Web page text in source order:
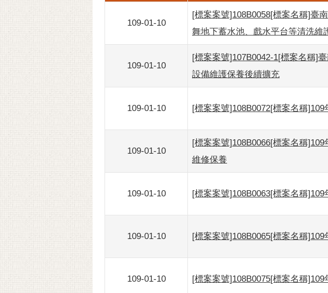
109-01-10
[標案案號]108B0058[標案名稱]臺
舞地下蓄水池、戲水平台等清洗維
109-01-10
[標案案號]107B0042-1[標案名稱]
設備維護保養後續擴充
109-01-10 [標案案號]108B0072[標案名稱
109-01-10
[標案案號]108B0066[標案名稱
維修保養
109-01-10 [標案案號]108B0063[標案名稱
109-01-10 [標案案號]108B0065[標案名稱
109-01-10 [標案案號]108B0075[標案名稱